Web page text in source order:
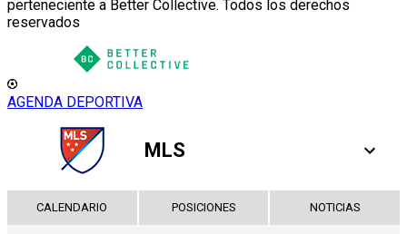
perteneciente a Better Collective. Todos los derechos
reservados
AGENDA DEPORTIVA
MLS
CALENDARIO POSICIONES NOTICIAS